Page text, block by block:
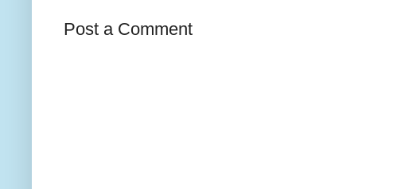
Post a Comment